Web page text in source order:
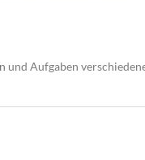
Aufgaben